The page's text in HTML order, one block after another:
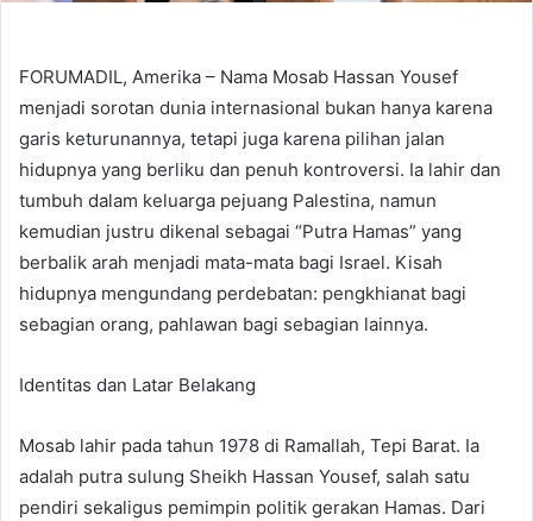
FORUMADIL, Amerika – Nama Mosab Hassan Yousef
menjadi sorotan dunia internasional bukan hanya karena
garis keturunannya, tetapi juga karena pilihan jalan
hidupnya yang berliku dan penuh kontroversi. Ia lahir dan
tumbuh dalam keluarga pejuang Palestina, namun
kemudian justru dikenal sebagai “Putra Hamas” yang
berbalik arah menjadi mata-mata bagi Israel. Kisah
hidupnya mengundang perdebatan: pengkhianat bagi
sebagian orang, pahlawan bagi sebagian lainnya.
Identitas dan Latar Belakang
Mosab lahir pada tahun 1978 di Ramallah, Tepi Barat. Ia
adalah putra sulung Sheikh Hassan Yousef, salah satu
pendiri sekaligus pemimpin politik gerakan Hamas. Dari